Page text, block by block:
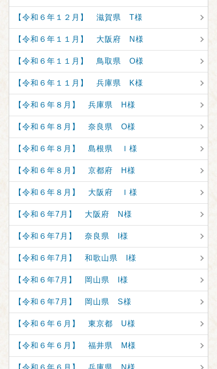
【令和６年１２月】 滋賀県 T様
【令和６年１１月】 大阪府 N様
【令和６年１１月】 鳥取県 O様
【令和６年１１月】 兵庫県 K様
【令和６年８月】 兵庫県 H様
【令和６年８月】 奈良県 O様
【令和６年８月】 島根県 Ｉ様
【令和６年８月】 京都府 H様
【令和６年８月】 大阪府 Ｉ様
【令和６年7月】 大阪府 N様
【令和６年7月】 奈良県 I様
【令和６年7月】 和歌山県 I様
【令和６年7月】 岡山県 I様
【令和６年7月】 岡山県 S様
【令和６年６月】 東京都 U様
【令和６年６月】 福井県 M様
【令和６年６月】 兵庫県 N様